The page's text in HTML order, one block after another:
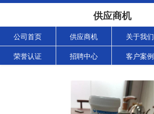
供应商机
公司首页 供应商机 关于我们
荣誉认证 招聘中心 客户案例